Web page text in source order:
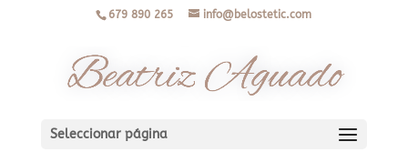
679 890 265 info@belostetic.com
Seleccionar página